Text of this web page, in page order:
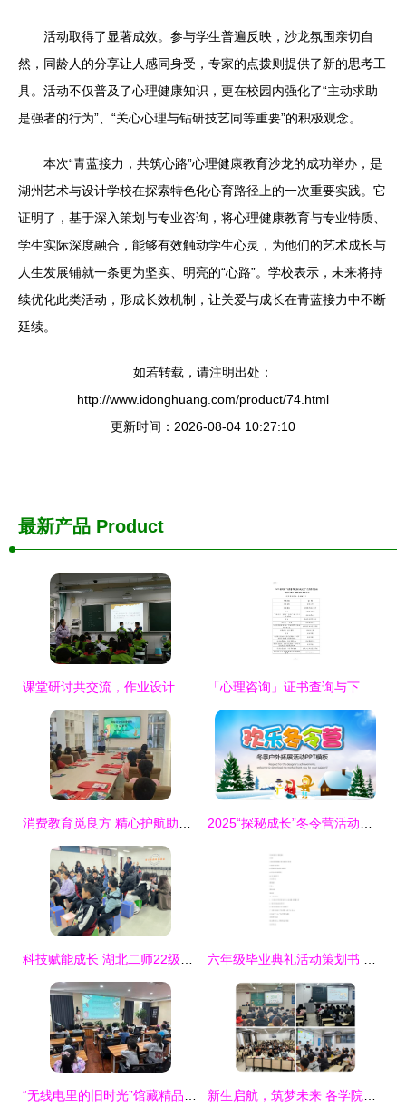
活动取得了显著成效。参与学生普遍反映，沙龙氛围亲切自
然，同龄人的分享让人感同身受，专家的点拨则提供了新的思考工
具。活动不仅普及了心理健康知识，更在校园内强化了“主动求助
是强者的行为”、“关心心理与钻研技艺同等重要”的积极观念。
本次“青蓝接力，共筑心路”心理健康教育沙龙的成功举办，是
湖州艺术与设计学校在探索特色化心育路径上的一次重要实践。它
证明了，基于深入策划与专业咨询，将心理健康教育与专业特质、
学生实际深度融合，能够有效触动学生心灵，为他们的艺术成长与
人生发展铺就一条更为坚实、明亮的“心路”。学校表示，未来将持
续优化此类活动，形成长效机制，让关爱与成长在青蓝接力中不断
延续。
如若转载，请注明出处：
http://www.idonghuang.com/product/74.html
更新时间：2026-08-04 10:27:10
最新产品 Product
课堂研讨共交流，作业设计促成长——记棠湖小学教育集团罗传英研学会活动 「心理咨询」证书查询与下载指南
消费教育觅良方 精心护航助成长——鹤壁市市场监督管理局 鹤壁市消费者协会开展暑期青少年消费教育活动策划与咨询 2025“探秘成长”冬令营活动策划\n主标题字号要大，副标题用话术“激发潜能，探索未知”\n配上温暖、积极正面的冬季营地图片。\n公司/教育机构Logo、主讲人、联系方式。指导老师（可选姓名、英文称谓）限一人。\n\n**第2页 目录（将分配示例）“定位—目标—资源—执行—沟通—完结制作”（注按10分钟内分配的时间段设置，以下详细介绍不再列出所有页，但前几个核心）。备注强调色彩统一（冬季梦幻松林梅红色做主基调底色辅深茄及深灰色组合很有）方展示展示推荐:大块形状设计清爽精致美观衔接** \n\n### 【正
科技赋能成长 湖北二师22级实习生在光谷未来学校开展AI+电子乐器实践营教育活动策划与咨询 六年级毕业典礼活动策划书 五篇教育活动策划与咨询方案
“无线电里的旧时光”馆藏精品展亮相 教育活动策划与咨询创新实践 新生启航，筑梦未来 各学院精心开展2025级本科新生入学教育